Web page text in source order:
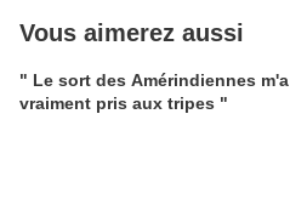
Vous aimerez aussi
" Le sort des Amérindiennes m'a
vraiment pris aux tripes "